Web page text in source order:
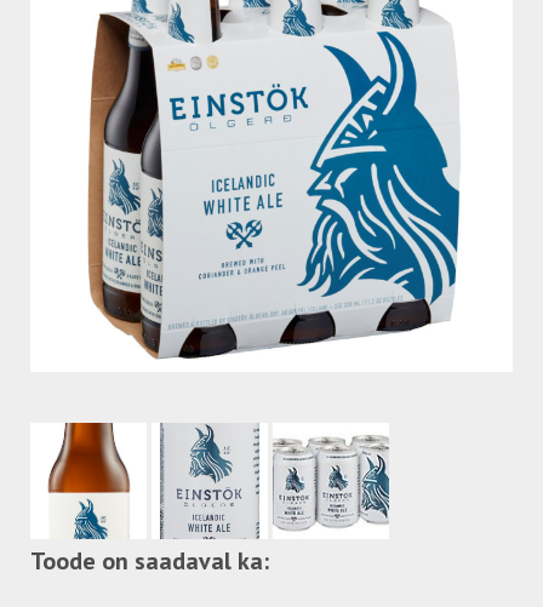
Toode on saadaval ka: